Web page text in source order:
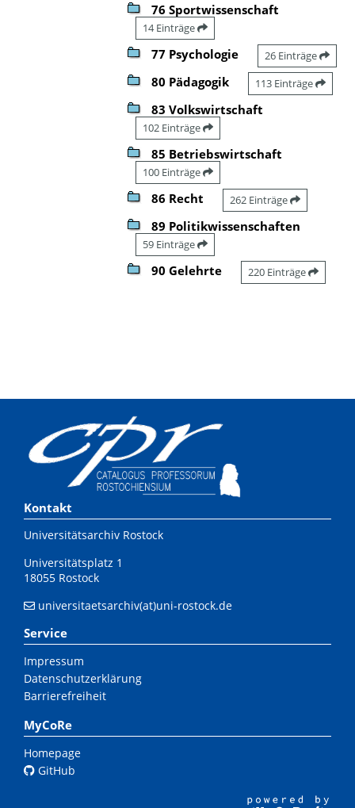
76 Sportwissenschaft
14 Einträge
77 Psychologie 26 Einträge
80 Pädagogik 113 Einträge
83 Volkswirtschaft
102 Einträge
85 Betriebswirtschaft
100 Einträge
86 Recht 262 Einträge
89 Politikwissenschaften
59 Einträge
90 Gelehrte 220 Einträge
Kontakt
Universitätsarchiv Rostock
Universitätsplatz 1
18055 Rostock
universitaetsarchiv(at)uni-rostock.de
Service
Impressum
Datenschutzerklärung
Barrierefreiheit
MyCoRe
Homepage
GitHub